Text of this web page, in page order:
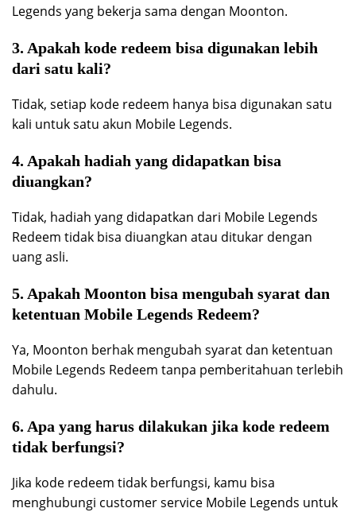
Legends yang bekerja sama dengan Moonton.
3. Apakah kode redeem bisa digunakan lebih
dari satu kali?
Tidak, setiap kode redeem hanya bisa digunakan satu
kali untuk satu akun Mobile Legends.
4. Apakah hadiah yang didapatkan bisa
diuangkan?
Tidak, hadiah yang didapatkan dari Mobile Legends
Redeem tidak bisa diuangkan atau ditukar dengan
uang asli.
5. Apakah Moonton bisa mengubah syarat dan
ketentuan Mobile Legends Redeem?
Ya, Moonton berhak mengubah syarat dan ketentuan
Mobile Legends Redeem tanpa pemberitahuan terlebih
dahulu.
6. Apa yang harus dilakukan jika kode redeem
tidak berfungsi?
Jika kode redeem tidak berfungsi, kamu bisa
menghubungi customer service Mobile Legends untuk